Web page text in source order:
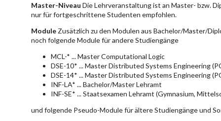
Master-Niveau Die Lehrveranstaltung ist an Master- bzw.
nur für fortgeschrittene Studenten empfohlen.
Module Zusätzlich zu den Modulen aus Bachelor/Master/
noch folgende Module für andere Studiengänge
MCL-* ... Master Computational Logic
DSE-10* ... Master Distributed Systems Engineering
DSE-14* ... Master Distributed Systems Engineering
INF-LA* ... Bachelor/Master Lehramt
INF-SE* ... Staatsexamen Lehramt (Gymnasium,
und folgende Pseudo-Module für ältere Studiengänge und